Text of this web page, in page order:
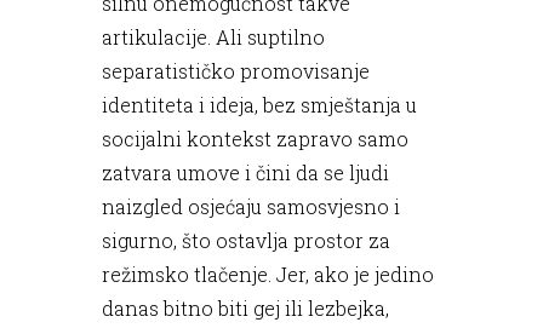
artikulacije. Ali suptilno
separatističko promovisanje
identiteta i ideja, bez smještanja u
socijalni kontekst zapravo samo
zatvara umove i čini da se ljudi
naizgled osjećaju samosvjesno i
sigurno, što ostavlja prostor za
režimsko tlačenje. Jer, ako je jedino
danas bitno biti gej ili lezbejka,